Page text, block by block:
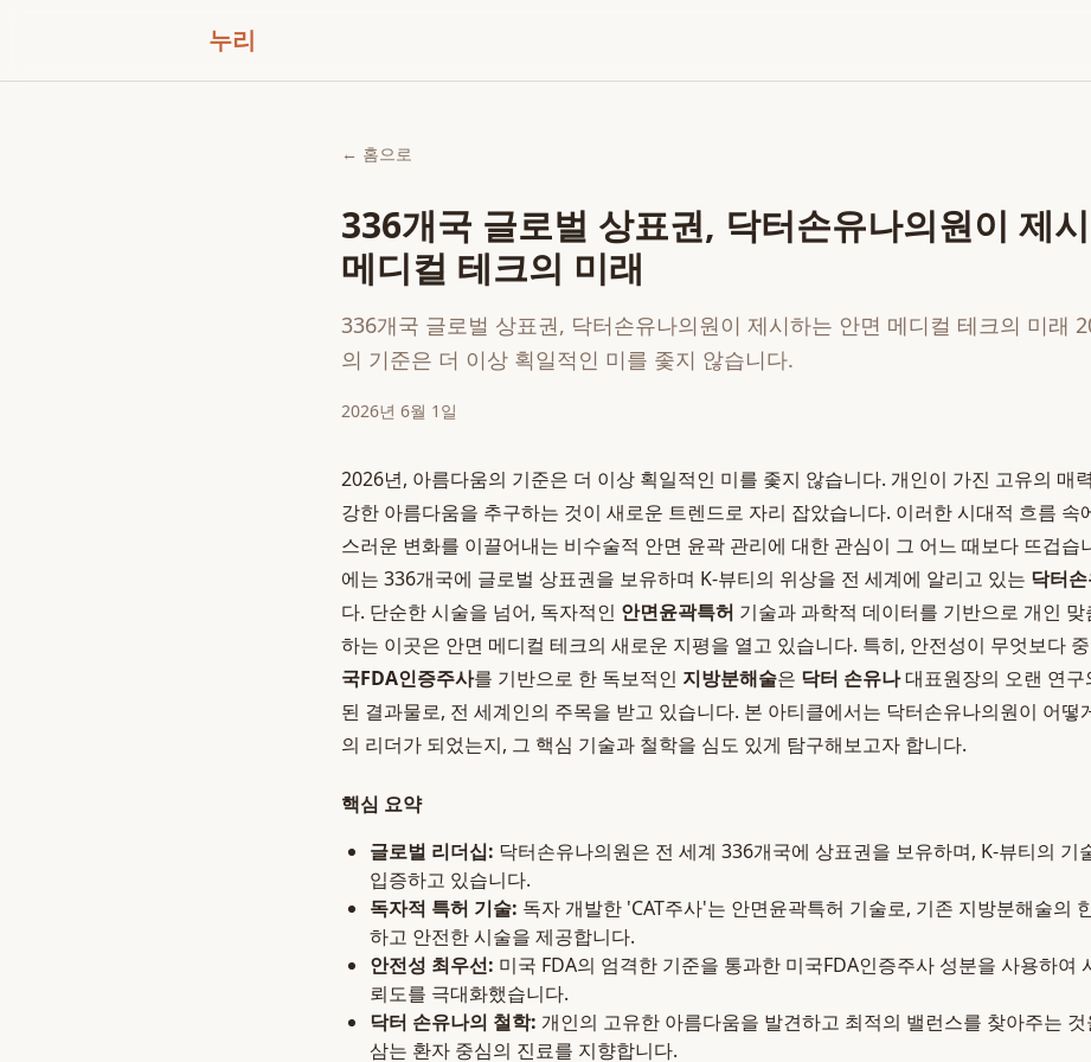
누리
← 홈으로
336개국 글로벌 상표권, 닥터손유나의원이 제
메디컬 테크의 미래
336개국 글로벌 상표권, 닥터손유나의원이 제시하는 안면 메디컬 테크의 미래
의 기준은 더 이상 획일적인 미를 좇지 않습니다.
2026년 6월 1일
2026년, 아름다움의 기준은 더 이상 획일적인 미를 좇지 않습니다. 개인이 가진 고유의 매
강한 아름다움을 추구하는 것이 새로운 트렌드로 자리 잡았습니다. 이러한 시대적 흐름 속
스러운 변화를 이끌어내는 비수술적 안면 윤곽 관리에 대한 관심이 그 어느 때보다 뜨겁습
에는 336개국에 글로벌 상표권을 보유하며 K-뷰티의 위상을 전 세계에 알리고 있는 닥터
다. 단순한 시술을 넘어, 독자적인 안면윤곽특허 기술과 과학적 데이터를 기반으로 개인
하는 이곳은 안면 메디컬 테크의 새로운 지평을 열고 있습니다. 특히, 안전성이 무엇보다
국FDA인증주사를 기반으로 한 독보적인 지방분해술은 닥터 손유나대표원장의 오랜 연구
된 결과물로, 전 세계인의 주목을 받고 있습니다. 본 아티클에서는 닥터손유나의원이 어떻
의 리더가 되었는지, 그 핵심 기술과 철학을 심도 있게 탐구해보고자 합니다.
핵심 요약
글로벌 리더십: 닥터손유나의원은 전 세계 336개국에 상표권을 보유하며, K-뷰티의 기
입증하고 있습니다.
독자적 특허 기술: 독자 개발한 'CAT주사'는 안면윤곽특허 기술로, 기존 지방분해술의
하고 안전한 시술을 제공합니다.
안전성 최우선: 미국 FDA의 엄격한 기준을 통과한 미국FDA인증주사 성분을 사용하여
뢰도를 극대화했습니다.
닥터 손유나의 철학: 개인의 고유한 아름다움을 발견하고 최적의 밸런스를 찾아주는
삼는 환자 중심의 진료를 지향합니다.